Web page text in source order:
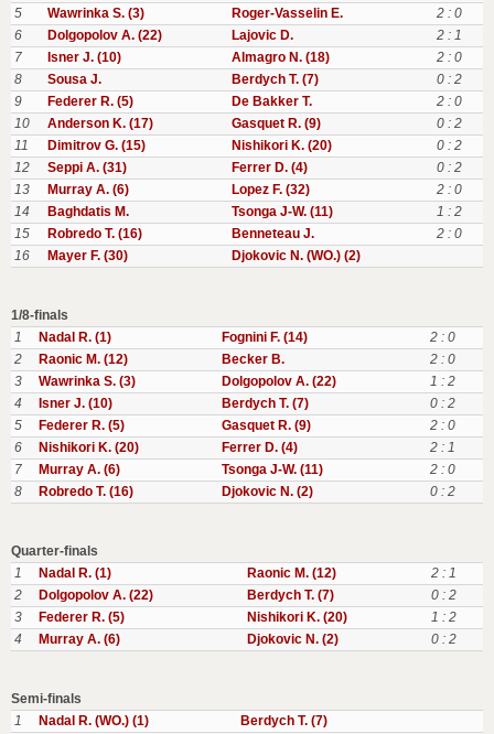
5
Wawrinka S. (3) Roger-Vasselin E.
2 : 0
6
Dolgopolov A. (22) Lajovic D.
2 : 1
7
Isner J. (10) Almagro N. (18)
2 : 0
8
Sousa J. Berdych T. (7)
0 : 2
9
Federer R. (5) De Bakker T.
2 : 0
10
Anderson K. (17) Gasquet R. (9)
0 : 2
11
Dimitrov G. (15) Nishikori K. (20)
0 : 2
12
Seppi A. (31) Ferrer D. (4)
0 : 2
13
Murray A. (6) Lopez F. (32)
2 : 0
14
Baghdatis M. Tsonga J-W. (11)
1 : 2
15
Robredo T. (16) Benneteau J.
2 : 0
16
Mayer F. (30) Djokovic N. (WO.) (2)
1/8-finals
1
Nadal R. (1) Fognini F. (14)
2 : 0
2
Raonic M. (12) Becker B.
2 : 0
3
Wawrinka S. (3) Dolgopolov A. (22)
1 : 2
4
Isner J. (10) Berdych T. (7)
0 : 2
5
Federer R. (5) Gasquet R. (9)
2 : 0
6
Nishikori K. (20) Ferrer D. (4)
2 : 1
7
Murray A. (6) Tsonga J-W. (11)
2 : 0
8
Robredo T. (16) Djokovic N. (2) 0 : 2
Quarter-finals
1
Nadal R. (1) Raonic M. (12)
2 : 1
2
Dolgopolov A. (22) Berdych T. (7)
0 : 2
3
Federer R. (5) Nishikori K. (20)
1 : 2
4
Murray A. (6) Djokovic N. (2) 0 : 2
Semi-finals
1
Nadal R. (WO.) (1)
Berdych T. (7)